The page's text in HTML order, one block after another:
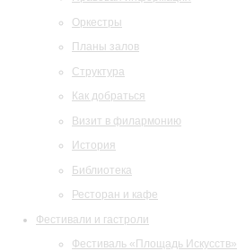
Оркестры
Планы залов
Структура
Как добраться
Визит в филармонию
История
Библиотека
Ресторан и кафе
Фестивали и гастроли
Фестиваль «Площадь Искусств»